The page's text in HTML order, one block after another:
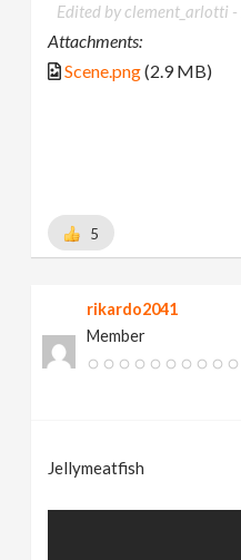
Edited by clement_arlotti -
Attachments:
Scene.png(2.9 MB)
5
rikardo2041
Member
Jellymeatfish